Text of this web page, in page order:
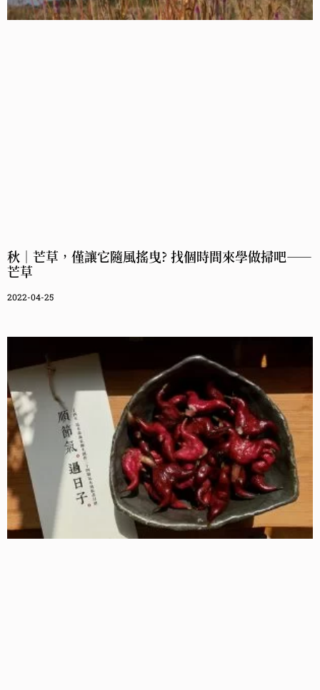
秋｜芒草，僅讓它隨風搖曳? 找個時間來學做掃吧——
芒草
2022-04-25